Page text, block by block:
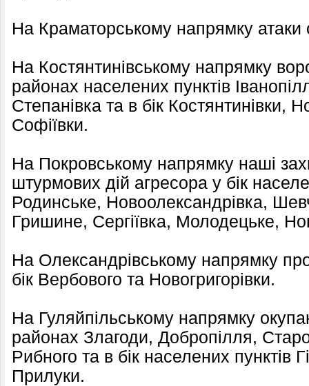
На Краматорському напрямку атаки
На Костянтинівському напрямку
районах населених пунктів
Степанівка та в бік Костянтинівки,
Софіївки.
На Покровському напрямку наші
штурмових дій агресора у бік
Родинське, Новоолександрівка,
Гришине, Сергіївка, Молодецьке,
На Олександрівському напрямку
бік Вербового та Новогригорівки.
На Гуляйпільському напрямку
районах Злагоди, Добропілля,
Рибного та в бік населених пунктів
Прилуки.